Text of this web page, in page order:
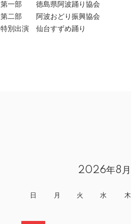
第一部 徳島県阿波踊り協会
第二部 阿波おどり振興協会
特別出演 仙台すずめ踊り
2026年8月
日 月 火 水 木